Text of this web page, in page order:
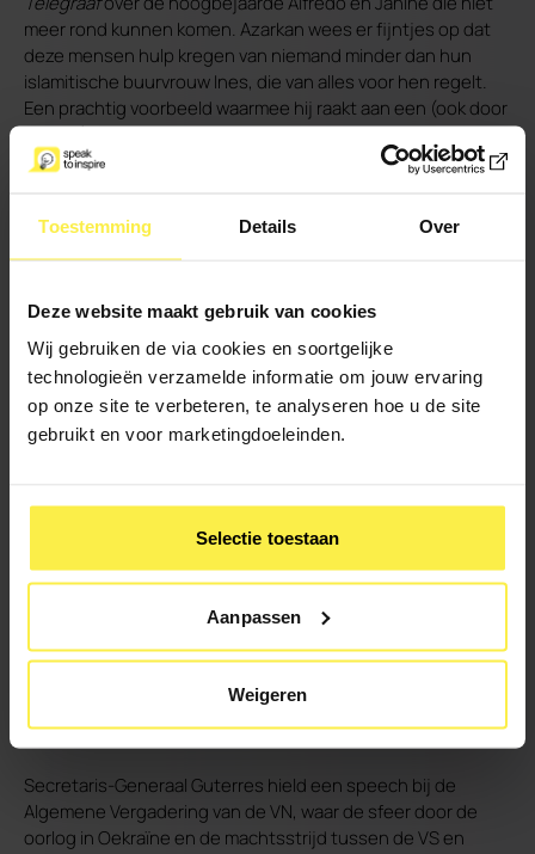
Toestemming Details Over
Deze website maakt gebruik van cookies
Wij gebruiken de via cookies en soortgelijke
technologieën verzamelde informatie om jouw ervaring
op onze site te verbeteren, te analyseren hoe u de site
gebruikt en voor marketingdoeleinden.
Selectie toestaan
Aanpassen
Weigeren
meer rond kunnen komen. Azarkan wees er fijntjes op dat
deze mensen hulp kregen van niemand minder dan hun
islamitische buurvrouw Ines, die van alles voor hen regelt.
Een prachtig voorbeeld waarmee hij raakt aan een (ook door
de PVV) gedeelde waarde: dat je anderen in nood moet
helpen. Het geeft zijn betoog gelaagdheid en slaat alle
daverend applaus.
Secretaris-Generaal Guterres hield een speech bij de
Algemene Vergadering van de VN, waar de sfeer door de
oorlog in Oekraïne en de machtsstrijd tussen de VS en